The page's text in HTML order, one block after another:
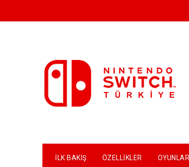
İLK BAKIŞ ÖZELLIKLER OYUNLAR